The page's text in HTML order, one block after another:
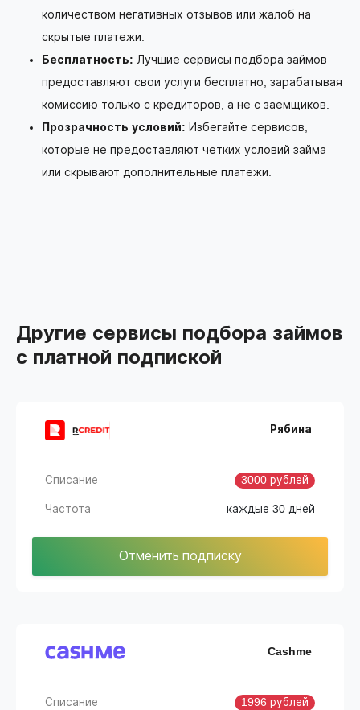
количеством негативных отзывов или жалоб на
скрытые платежи.
Бесплатность: Лучшие сервисы подбора займов
предоставляют свои услуги бесплатно, зарабатывая
комиссию только с кредиторов, а не с заемщиков.
Прозрачность условий: Избегайте сервисов,
которые не предоставляют четких условий займа
или скрывают дополнительные платежи.
Другие сервисы подбора займов
с платной подпиской
Рябина
Списание 3000 рублей
Частота каждые 30 дней
Отменить подписку
Cashme
Списание 1996 рублей